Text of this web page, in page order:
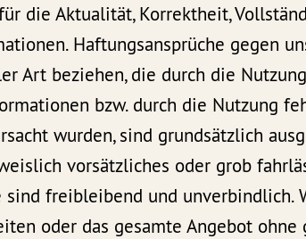
die Aktualität, Korrektheit,
Haftungsansprüche gegen
Art beziehen, die durch die
bzw. durch die Nutzung
wurden, sind grundsätzlich
vorsätzliches oder grob
freibleibend und unverbindlich.
oder das gesamte Angebot ohne